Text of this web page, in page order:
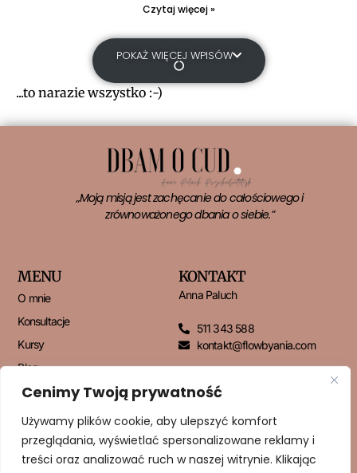
Cenimy Twoją prywatność
Używamy plików cookie, aby ulepszyć komfort
przeglądania, wyświetlać spersonalizowane reklamy i
treści oraz analizować ruch w naszej witrynie. Klikając
Czytaj więcej »
POKAŻ WIĘCEJ WPISÓW
...to narazie wszystko :-)
„Moją misją jest zachęcanie do całościowego i
zrównoważonego dbania o siebie.”
MENU
O mnie
Konsultacje
Kursy
Blog
Kontakt
KONTAKT
Anna Paluch
511 343 588
kontakt@flowbyania.com
NEWSLETTER